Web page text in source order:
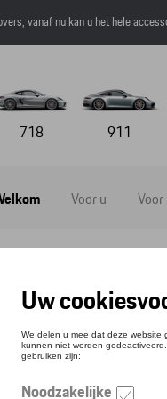
vanaf nu kan u het hele
718 911
Voor u Voor